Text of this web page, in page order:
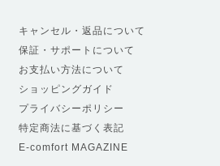
キャンセル・返品について
保証・サポートについて
お支払い方法について
ショッピングガイド
プライバシーポリシー
特定商法に基づく表記
E-comfort MAGAZINE